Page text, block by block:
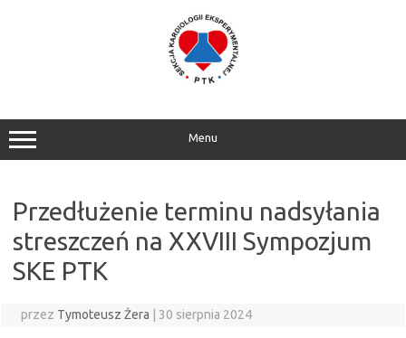
Menu
Przedłużenie terminu nadsyłania
streszczeń na XXVIII Sympozjum
SKE PTK
przez Tymoteusz Żera 30 sierpnia 2024